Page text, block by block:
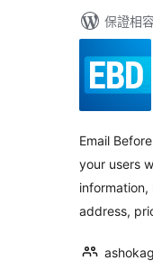
保證相
Email
your users
information,
address,